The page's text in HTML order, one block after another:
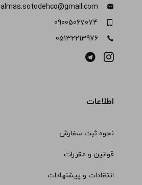
almas.sotodehco@gmail.com
09005067074
05132213976
اطلاعات
نحوه ثبت سفارش
قوانین و مقررات
انتقادات و پیشنهادات